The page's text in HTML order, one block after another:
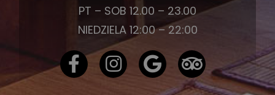
PT – SOB 12.00 – 23.00
NIEDZIELA 12:00 – 22:00